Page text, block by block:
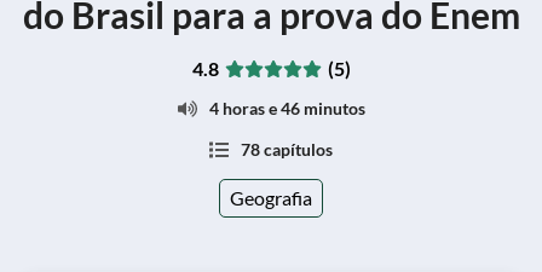
do Brasil para a prova do Enem
4.8 (5)
4 horas e 46 minutos
78 capítulos
Geografia